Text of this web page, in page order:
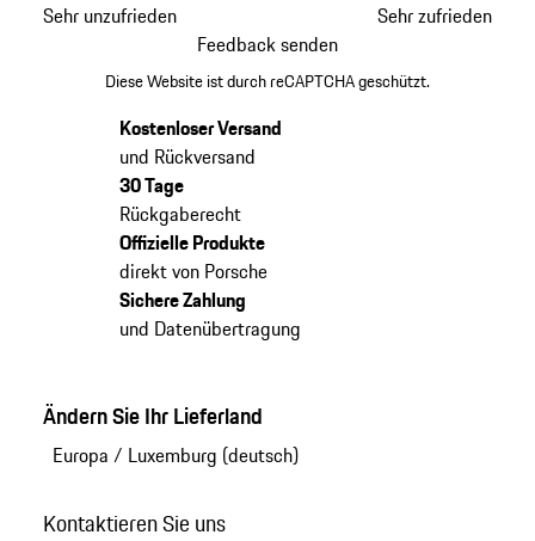
Sehr unzufrieden
Sehr zufrieden
Feedback senden
Diese Website ist durch reCAPTCHA geschützt.
Kostenloser Versand
und Rückversand
30 Tage
Rückgaberecht
Offizielle Produkte
direkt von Porsche
Sichere Zahlung
und Datenübertragung
Ändern Sie Ihr Lieferland
Europa / Luxemburg (deutsch)
Kontaktieren Sie uns